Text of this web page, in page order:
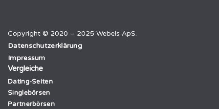
Copyright © 2020 – 2025 Webels ApS.
Datenschutzerklärung
Impressum
Vergleiche
Dating-Seiten
Singlebörsen
Partnerbörsen